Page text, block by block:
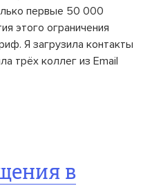
первые 50 000
этого ограничения
Я загрузила контакты
трёх коллег из Email
в